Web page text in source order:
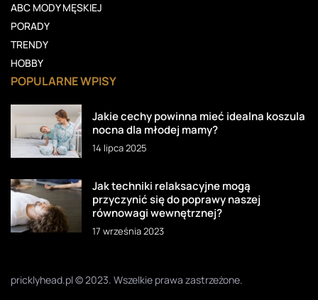
ABC MODY MĘSKIEJ
PORADY
TRENDY
HOBBY
POPULARNE WPISY
Jakie cechy powinna mieć idealna koszula
nocna dla młodej mamy?
14 lipca 2025
Jak techniki relaksacyjne mogą
przyczynić się do poprawy naszej
równowagi wewnętrznej?
17 września 2023
pricklyhead.pl © 2023. Wszelkie prawa zastrzeżone.